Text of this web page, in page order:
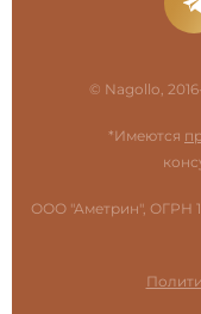
© Nagollo,
*Имеются
ООО "Аметрин", ОГРН